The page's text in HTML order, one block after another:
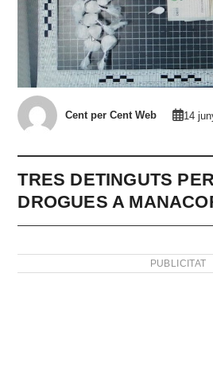
Cent per Cent Web 14
TRES DETINGUTS
DROGUES A
PUBLICITAT